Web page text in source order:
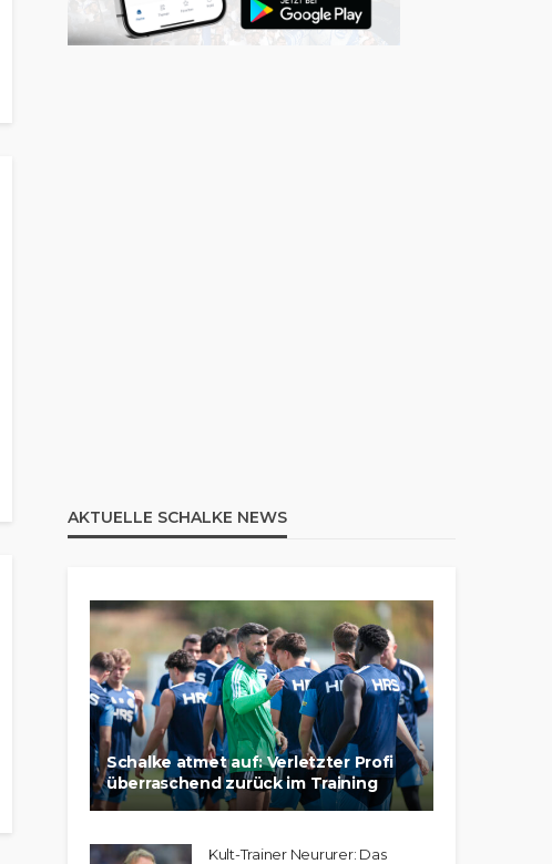
AKTUELLE SCHALKE NEWS
Schalke atmet auf: Verletzter Profi
überraschend zurück im Training
Kult-Trainer Neururer: Das